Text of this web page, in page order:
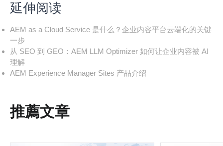
延伸阅读
AEM as a Cloud Service 是什么？企业内容平台云端化的关键
一步
从 SEO 到 GEO：AEM LLM Optimizer 如何让企业内容被 AI
理解
AEM Experience Manager Sites 产品介绍
推薦文章